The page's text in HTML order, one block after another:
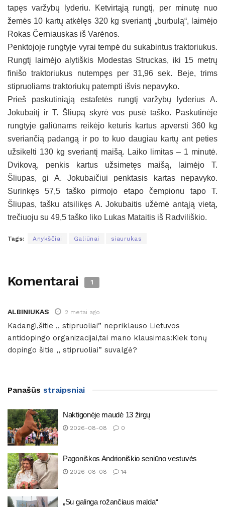
tapęs varžybų lyderiu. Ketvirtąją rungtį, per minutę nuo
žemės 10 kartų atkėlęs 320 kg sveriantį „burbulą“, laimėjo
Rokas Černiauskas iš Varėnos.
Penktojoje rungtyje vyrai tempė du sukabintus traktoriukus.
Rungtį laimėjo alytiškis Modestas Struckas, iki 15 metrų
finišo traktoriukus nutempęs per 31,96 sek. Beje, trims
stipruoliams traktoriukų patempti išvis nepavyko.
Prieš paskutiniąją estafetės rungtį varžybų lyderius A.
Jokubaitį ir T. Šliupą skyrė vos pusė taško. Paskutinėje
rungtyje galiūnams reikėjo keturis kartus apversti 360 kg
sveriančią padangą ir po to kuo daugiau kartų ant peties
užsikelti 130 kg sveriantį maišą. Laiko limitas – 1 minutė.
Dvikovą, penkis kartus užsimetęs maišą, laimėjo T.
Šliupas, gi A. Jokubaičiui penktasis kartas nepavyko.
Surinkęs 57,5 taško pirmojo etapo čempionu tapo T.
Šliupas, tašku atsilikęs A. Jokubaitis užėmė antąją vietą,
trečiuoju su 49,5 taško liko Lukas Mataitis iš Radviliškio.
Tags: Anykščiai Galiūnai siaurukas
Komentarai 1
ALBINIUKAS 2 metai ago
Kadangi,šitie ,, stipruoliai” nepriklauso Lietuvos
antidopingo organizacijai,tai mano klausimas:Kiek tonų
dopingo šitie ,, stipruoliai” suvalgė?
Panašūs straipsniai
Naktigonėje maudė 13 žirgų
2026-08-08 0
Pagoniškos Andrioniškio seniūno vestuvės
2026-08-08 14
„Su galinga rožančiaus malda“